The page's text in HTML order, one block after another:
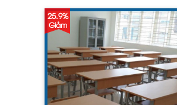
25.9%
Giảm